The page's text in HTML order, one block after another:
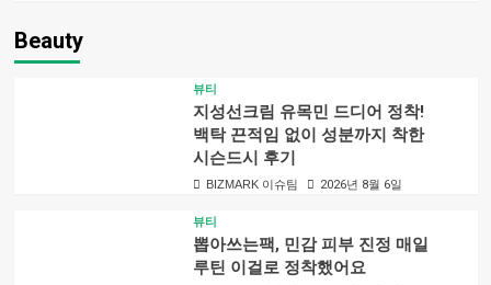
Beauty
뷰티
지성선크림 유목민 드디어 정착!
백탁 끈적임 없이 성분까지 착한
시슨드시 후기
BIZMARK 이슈팀 2026년 8월 6일
뷰티
뽑아쓰는팩, 민감 피부 진정 매일
루틴 이걸로 정착했어요